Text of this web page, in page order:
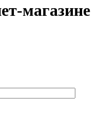
магазине